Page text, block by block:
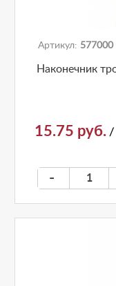
Артикул: 577000
Наконечник
15.75 руб. /
-